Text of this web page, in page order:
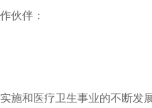
伙伴：
和医疗卫生事业的不断发展